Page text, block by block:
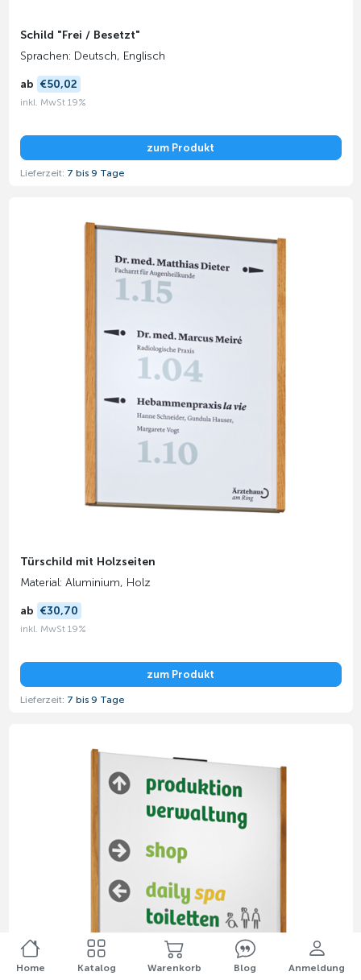
Schild "Frei / Besetzt"
Sprachen: Deutsch, Englisch
ab €50,02
inkl. MwSt 19%
zum Produkt
Lieferzeit: 7 bis 9 Tage
Türschild mit Holzseiten
Material: Aluminium, Holz
ab €30,70
inkl. MwSt 19%
zum Produkt
Lieferzeit: 7 bis 9 Tage
Home Katalog Warenkorb Blog Anmeldung